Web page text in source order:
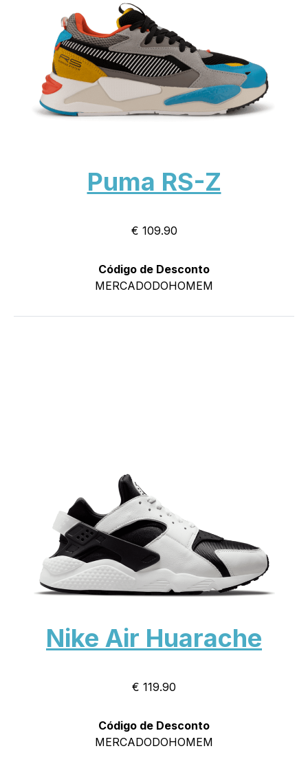
Puma RS-Z
€ 109.90
Código de Desconto
MERCADODOHOMEM
Nike Air Huarache
€ 119.90
Código de Desconto
MERCADODOHOMEM